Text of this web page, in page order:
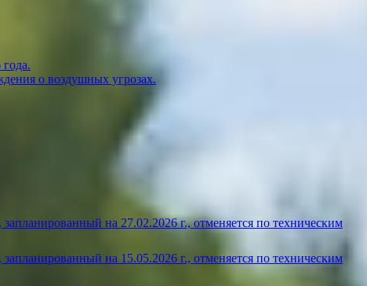
о воздушных угрозах.
на 27.02.2026 г., отменяется по техническим
на 15.05.2026 г., отменяется по техническим